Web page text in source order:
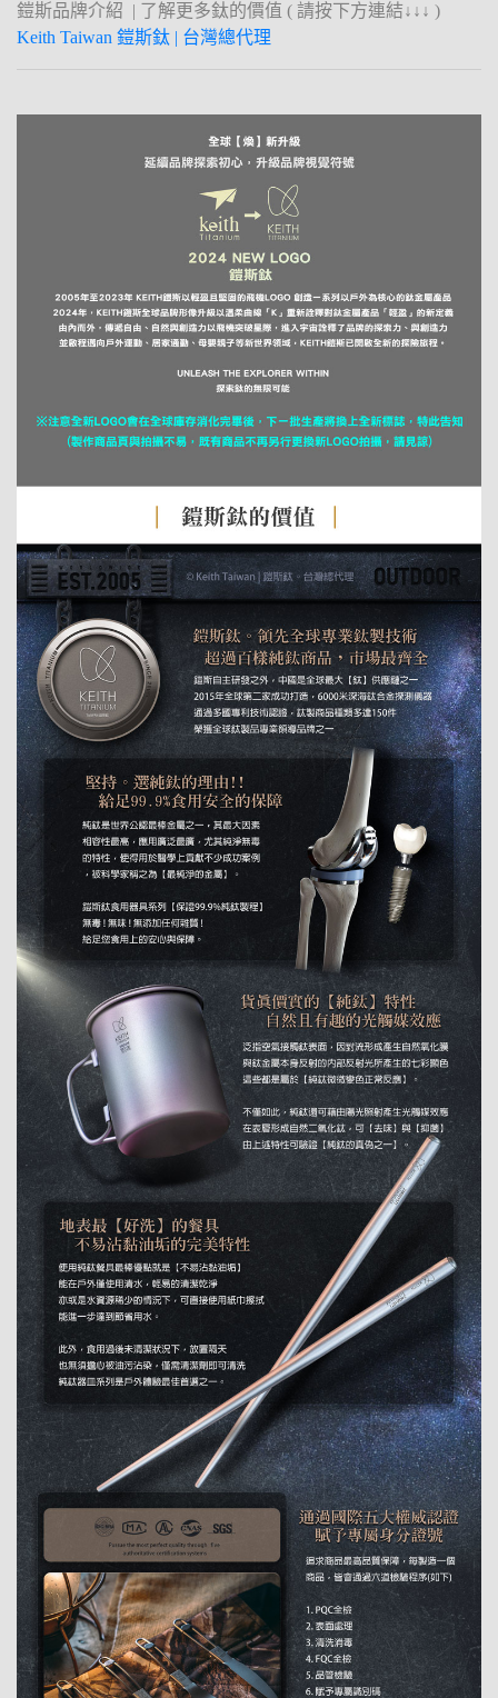
鎧斯品牌介紹 | 了解更多鈦的價值 ( 請按下方連結↓↓↓ )
Keith Taiwan 鎧斯鈦 | 台灣總代理